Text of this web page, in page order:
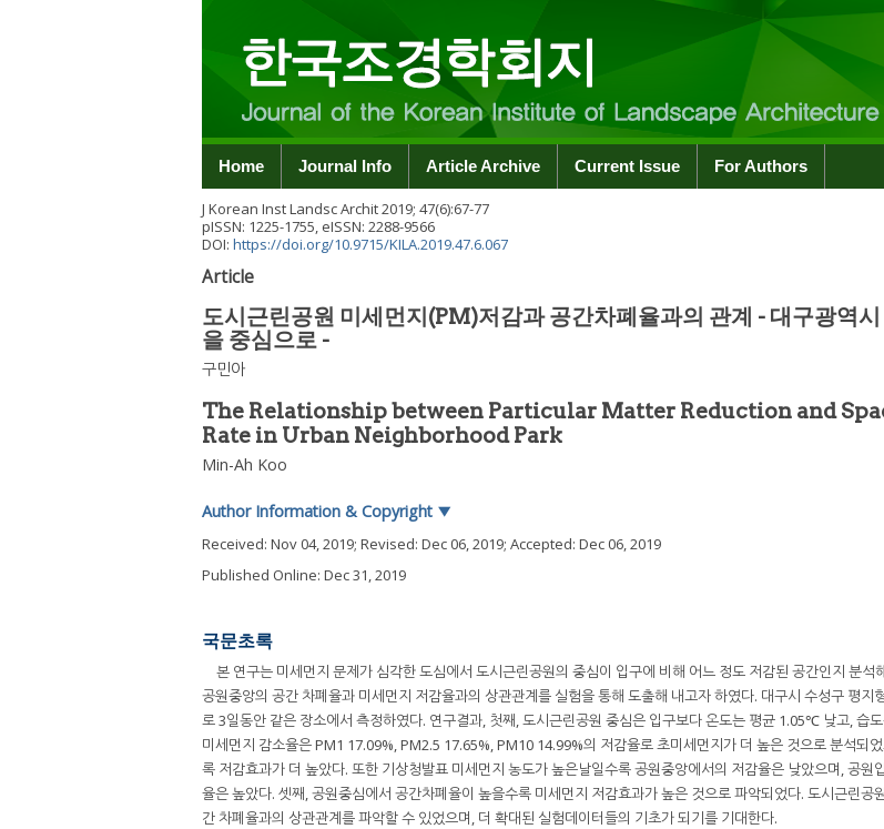
Home Journal Info Article Archive Current Issue For Authors
J Korean Inst Landsc Archit2019; 47(6):67-77
pISSN: 1225-1755, eISSN: 2288-9566
DOI: https://doi.org/10.9715/KILA.2019.47.6.067
Article
도시근린공원 미세먼지(PM)저감과 공간차폐율과의 관계 - 대구광역
을 중심으로 -
구민아
The Relationship between Particular Matter Reduction and
Rate in Urban Neighborhood Park
Min-Ah Koo
Author Information & Copyright ▼
Received: Nov 04, 2019; Revised: Dec 06, 2019; Accepted: Dec 06, 2019
Published Online: Dec 31, 2019
국문초록
본 연구는 미세먼지 문제가 심각한 도심에서 도시근린공원의 중심이 입구에 비해 어느 정도 저감된 공간인지 분석
공원중앙의 공간 차폐율과 미세먼지 저감율과의 상관관계를 실험을 통해 도출해 내고자 하였다. 대구시 수성구 평지
로 3일동안 같은 장소에서 측정하였다. 연구결과, 첫째, 도시근린공원 중심은 입구보다 온도는 평균 1.05℃ 낮고, 습
미세먼지 감소율은 PM1 17.09%, PM2.5 17.65%, PM10 14.99%의 저감율로 초미세먼지가 더 높은 것으로 분석되
록 저감효과가 더 높았다. 또한 기상청발표 미세먼지 농도가 높은날일수록 공원중앙에서의 저감율은 낮았으며, 공원
율은 높았다. 셋째, 공원중심에서 공간차폐율이 높을수록 미세먼지 저감효과가 높은 것으로 파악되었다. 도시근린공
간 차폐율과의 상관관계를 파악할 수 있었으며, 더 확대된 실험데이터들의 기초가 되기를 기대한다.